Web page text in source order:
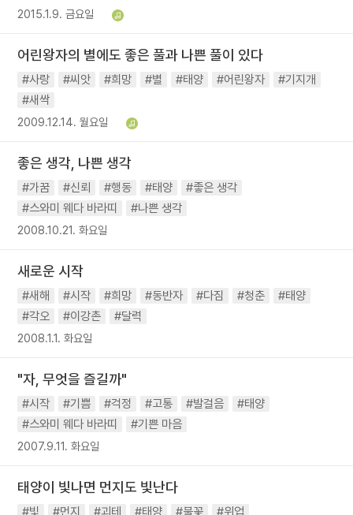
2015.1.9. 금요일
어린왕자의 별에도 좋은 풀과 나쁜 풀이 있다
#사랑 #씨앗 #희망 #별 #태양 #어린왕자
#기지개
#새싹
2009.12.14. 월요일
좋은 생각, 나쁜 생각
#가꿈 #신뢰 #행동 #태양
#좋은 생각
#스와미 웨다 바라띠
#나쁜 생각
2008.10.21. 화요일
새로운 시작
#새해 #시작 #희망 #동반자 #다짐 #청춘
#태양
#각오
#이강촌 #달력
2008.1.1. 화요일
"자, 무엇을 즐길까"
#시작 #기쁨 #걱정 #고통 #발걸음
#태양
#스와미 웨다 바라띠
#기쁜 마음
2007.9.11. 화요일
태양이 빛나면 먼지도 빛난다
#빛 #먼지 #괴테 #태양 #불꽃 #위업